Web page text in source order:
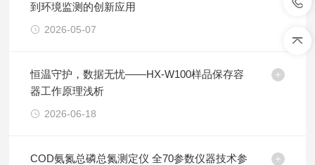
到环境监测的创新应用
2026-05-07
恒温守护，数据无忧——HX-W100样品保存容
器工作原理浅析
2026-06-18
COD氨氮总磷总氮测定仪 全70参数仪器技术参